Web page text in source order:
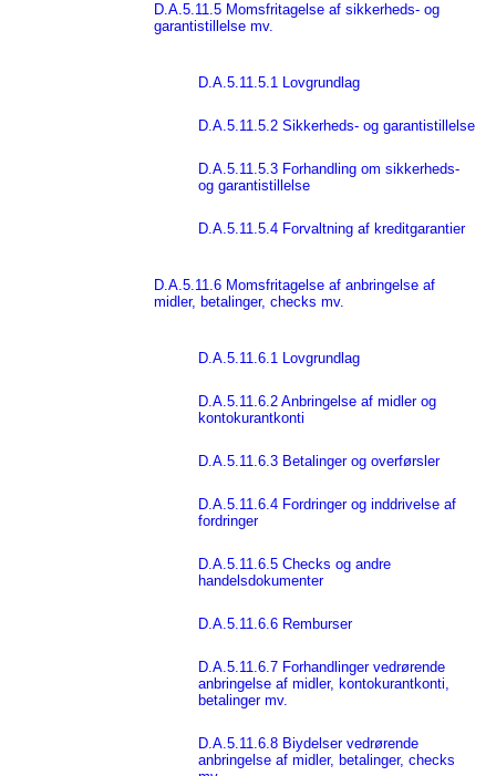
D.A.5.11.5 Momsfritagelse af sikkerheds- og
garantistillelse mv.
D.A.5.11.5.1 Lovgrundlag
D.A.5.11.5.2 Sikkerheds- og garantistillelse
D.A.5.11.5.3 Forhandling om sikkerheds-
og garantistillelse
D.A.5.11.5.4 Forvaltning af kreditgarantier
D.A.5.11.6 Momsfritagelse af anbringelse af
midler, betalinger, checks mv.
D.A.5.11.6.1 Lovgrundlag
D.A.5.11.6.2 Anbringelse af midler og
kontokurantkonti
D.A.5.11.6.3 Betalinger og overførsler
D.A.5.11.6.4 Fordringer og inddrivelse af
fordringer
D.A.5.11.6.5 Checks og andre
handelsdokumenter
D.A.5.11.6.6 Remburser
D.A.5.11.6.7 Forhandlinger vedrørende
anbringelse af midler, kontokurantkonti,
betalinger mv.
D.A.5.11.6.8 Biydelser vedrørende
anbringelse af midler, betalinger, checks